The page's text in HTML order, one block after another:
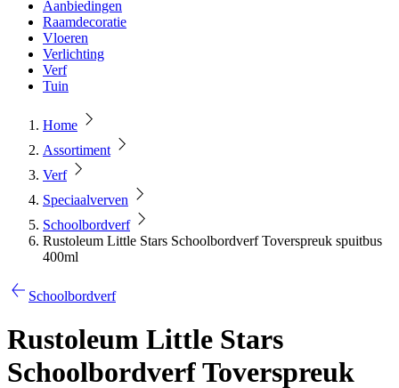
Aanbiedingen
Raamdecoratie
Vloeren
Verlichting
Verf
Tuin
Home
Assortiment
Verf
Speciaalverven
Schoolbordverf
Rustoleum Little Stars Schoolbordverf Toverspreuk spuitbus
400ml
Schoolbordverf
Rustoleum Little Stars
Schoolbordverf Toverspreuk